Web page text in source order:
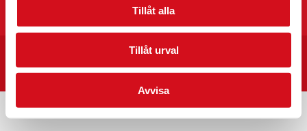
Tillåt alla
Tillåt urval
Avvisa
Kyrkvägen 25, 703 75 ÖREBRO
INTEGRITET/VILLKOR